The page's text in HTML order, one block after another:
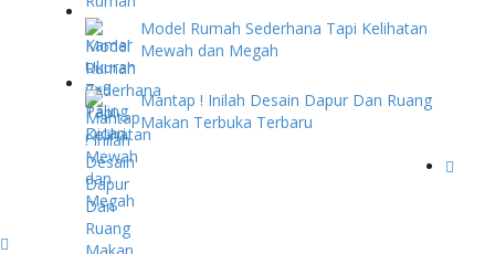
Model Rumah Sederhana Tapi Kelihatan
Mewah dan Megah
Mantap ! Inilah Desain Dapur Dan Ruang
Makan Terbuka Terbaru